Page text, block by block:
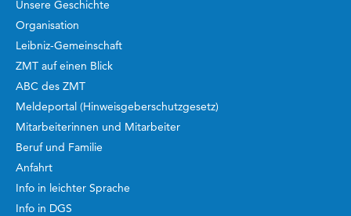
Unsere Geschichte
Organisation
Leibniz-Gemeinschaft
ZMT auf einen Blick
ABC des ZMT
Meldeportal (Hinweisgeberschutzgesetz)
Mitarbeiterinnen und Mitarbeiter
Beruf und Familie
Anfahrt
Info in leichter Sprache
Info in DGS